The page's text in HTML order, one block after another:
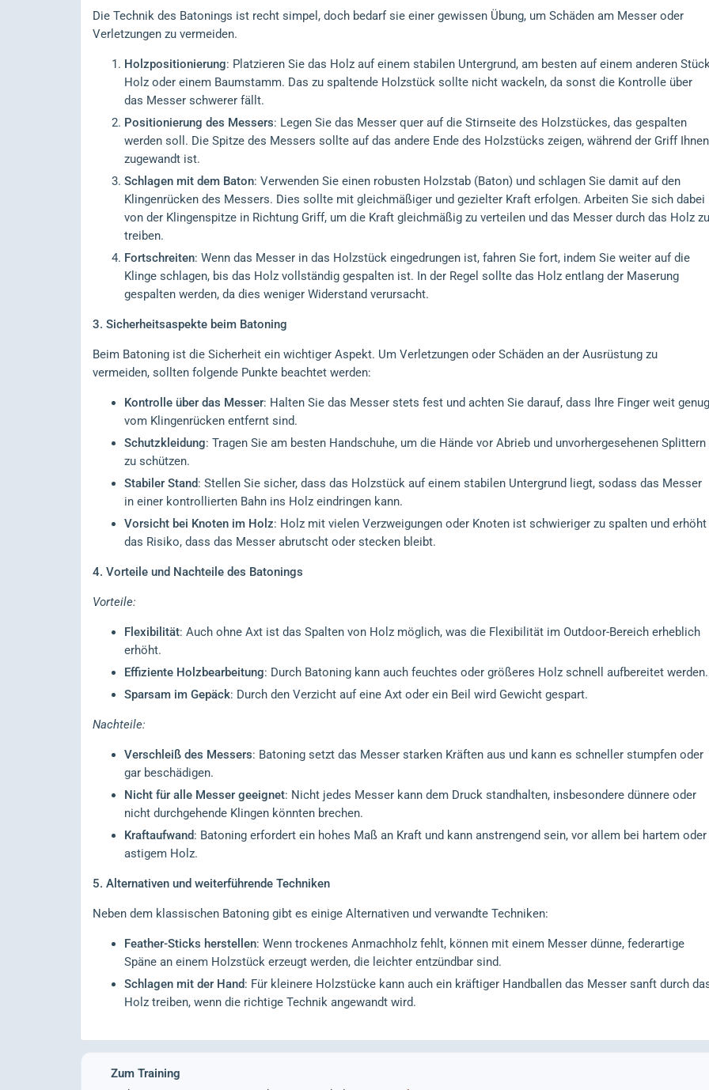
Die Technik des Batonings ist recht simpel, doch bedarf sie einer gewissen Übung, um Schäden am Messer oder
Verletzungen zu vermeiden.
Holzpositionierung: Platzieren Sie das Holz auf einem stabilen Untergrund, am besten auf einem anderen
Holz oder einem Baumstamm. Das zu spaltende Holzstück sollte nicht wackeln, da sonst die Kontrolle über
das Messer schwerer fällt.
Positionierung des Messers: Legen Sie das Messer quer auf die Stirnseite des Holzstückes, das gespalten
werden soll. Die Spitze des Messers sollte auf das andere Ende des Holzstücks zeigen, während der Griff Ihnen
zugewandt ist.
Schlagen mit dem Baton: Verwenden Sie einen robusten Holzstab (Baton) und schlagen Sie damit auf den
Klingenrücken des Messers. Dies sollte mit gleichmäßiger und gezielter Kraft erfolgen. Arbeiten Sie sich dabei
von der Klingenspitze in Richtung Griff, um die Kraft gleichmäßig zu verteilen und das Messer durch das Holz zu
treiben.
Fortschreiten: Wenn das Messer in das Holzstück eingedrungen ist, fahren Sie fort, indem Sie weiter auf die
Klinge schlagen, bis das Holz vollständig gespalten ist. In der Regel sollte das Holz entlang der Maserung
gespalten werden, da dies weniger Widerstand verursacht.
3. Sicherheitsaspekte beim Batoning
Beim Batoning ist die Sicherheit ein wichtiger Aspekt. Um Verletzungen oder Schäden an der Ausrüstung zu
vermeiden, sollten folgende Punkte beachtet werden:
Kontrolle über das Messer: Halten Sie das Messer stets fest und achten Sie darauf, dass Ihre Finger weit genug
vom Klingenrücken entfernt sind.
Schutzkleidung: Tragen Sie am besten Handschuhe, um die Hände vor Abrieb und unvorhergesehenen Splittern
zu schützen.
Stabiler Stand: Stellen Sie sicher, dass das Holzstück auf einem stabilen Untergrund liegt, sodass das Messer
in einer kontrollierten Bahn ins Holz eindringen kann.
Vorsicht bei Knoten im Holz: Holz mit vielen Verzweigungen oder Knoten ist schwieriger zu spalten und erhöht
das Risiko, dass das Messer abrutscht oder stecken bleibt.
4. Vorteile und Nachteile des Batonings
Vorteile:
Flexibilität: Auch ohne Axt ist das Spalten von Holz möglich, was die Flexibilität im Outdoor-Bereich erheblich
erhöht.
Effiziente Holzbearbeitung: Durch Batoning kann auch feuchtes oder größeres Holz schnell aufbereitet werden.
Sparsam im Gepäck: Durch den Verzicht auf eine Axt oder ein Beil wird Gewicht gespart.
Nachteile:
Verschleiß des Messers: Batoning setzt das Messer starken Kräften aus und kann es schneller stumpfen oder
gar beschädigen.
Nicht für alle Messer geeignet: Nicht jedes Messer kann dem Druck standhalten, insbesondere dünnere oder
nicht durchgehende Klingen könnten brechen.
Kraftaufwand: Batoning erfordert ein hohes Maß an Kraft und kann anstrengend sein, vor allem bei hartem oder
astigem Holz.
5. Alternativen und weiterführende Techniken
Neben dem klassischen Batoning gibt es einige Alternativen und verwandte Techniken:
Feather-Sticks herstellen: Wenn trockenes Anmachholz fehlt, können mit einem Messer dünne, federartige
Späne an einem Holzstück erzeugt werden, die leichter entzündbar sind.
Schlagen mit der Hand: Für kleinere Holzstücke kann auch ein kräftiger Handballen das Messer sanft durch
Holz treiben, wenn die richtige Technik angewandt wird.
Zum Training